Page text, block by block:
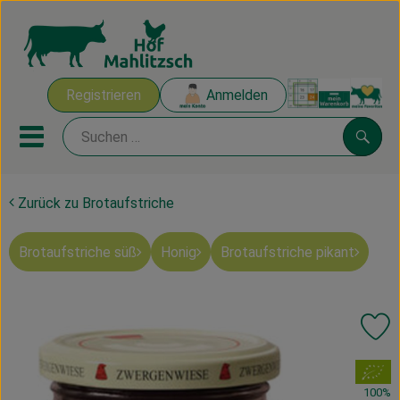
Registrieren Anmelden
Mobiles Menu öffnen oder
Ökokisten
Mahlitzscher Produkte
Ökokisten
Obst & Gemüse
Zurück zu Brotaufstriche
Brotaufstriche süß Honig Brotaufstriche pikant
, Verband:
100%